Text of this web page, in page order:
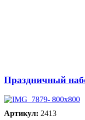
Праздничный
Артикул: 2413